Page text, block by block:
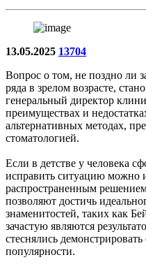
13.05.2025 13704
Вопрос о том, не поздно ли
ряда в зрелом возрасте,
генеральный директор
преимуществах и
альтернативных методах,
стоматологией.
Если в детстве у человека
исправить ситуацию можно
распространенным
позволяют достичь
знаменитостей, таких как
зачастую являются
стеснялись
популярности.